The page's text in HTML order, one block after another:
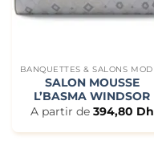
SALON MOUSSE
L’BASMA WINDSOR
A partir de 394,80 Dh